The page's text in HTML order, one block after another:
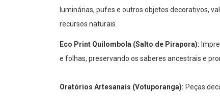
luminárias, pufes e outros objetos decorativos,
recursos naturais
Eco Print Quilombola (Salto de Pirapora):
e folhas, preservando os saberes ancestrais e
Oratórios Artesanais (Votuporanga): Peças